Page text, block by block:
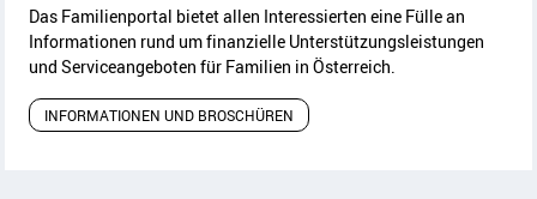
Das Familienportal bietet allen Interessierten eine Fülle an
Informationen rund um finanzielle Unterstützungsleistungen
und Serviceangeboten für Familien in Österreich.
INFORMATIONEN UND BROSCHÜREN